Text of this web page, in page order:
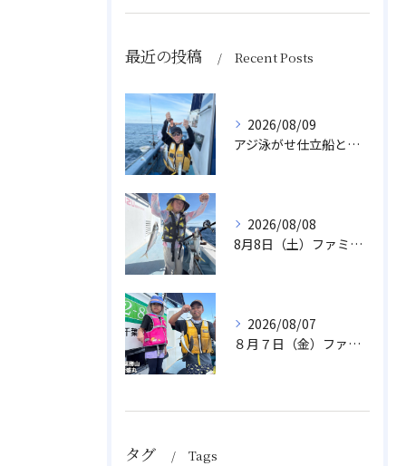
最近の投稿 Recent Posts
2026/08/09
アジ泳がせ仕立船とスルメイカ船
2026/08/08
8月8日（土）ファミリーアジ
2026/08/07
８月７日（金）ファミリフィッシング
タグ Tags